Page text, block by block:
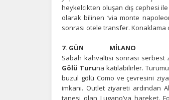
heykelcikten oluşan dış cephesi
olarak bilinen ‘via monte
sonrası otele transfer. Konaklama
7. GÜN MİLANO
Sabah kahvaltısı sonrası
Gölü Turuna katılabilirler.
buzul gölü Como ve çevresini
imkanı. Outlet ziyareti ardından
tanesi olan Lugano’ya hareket.